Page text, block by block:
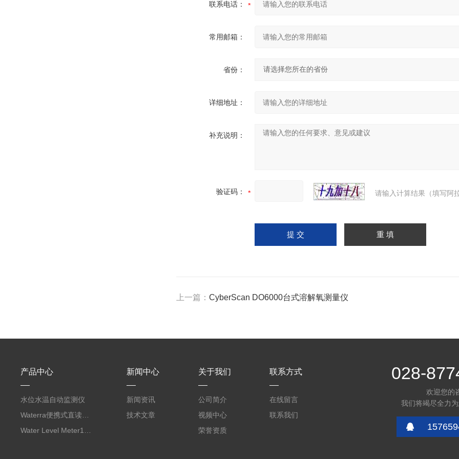
联系电话：
常用邮箱：
省份：
详细地址：
补充说明：
验证码： 请输入计算结果（填写阿
上一篇： CyberScan DO6000台式溶解氧测量仪
产品中心
水位水温自动监测仪
新闻中心
新闻资讯
技术文章
关于我们
公司简介
视频中心
荣誉资质
联系方式
在线留言
联系我们
028-
欢迎您的
我们将竭尽全力